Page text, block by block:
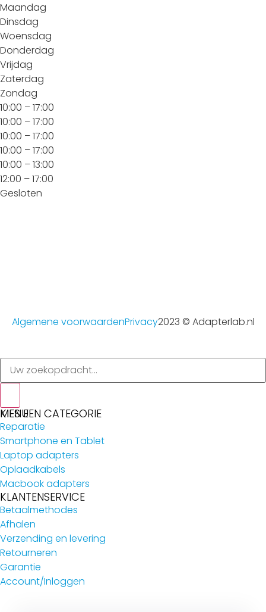
Maandag
Dinsdag
Woensdag
Donderdag
Vrijdag
Zaterdag
Zondag
10:00 – 17:00
10:00 – 17:00
10:00 – 17:00
10:00 – 17:00
10:00 – 13:00
12:00 – 17:00
Gesloten
Algemene voorwaardenPrivacy2023 © Adapterlab.nl
MENU
KIES EEN CATEGORIE
Reparatie
Smartphone en Tablet
Laptop adapters
Oplaadkabels
Macbook adapters
KLANTENSERVICE
Betaalmethodes
Afhalen
Verzending en levering
Retourneren
Garantie
Account/Inloggen